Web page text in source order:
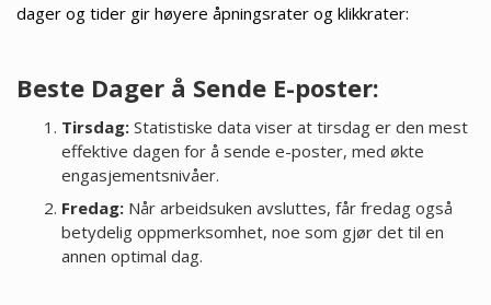
dager og tider gir høyere åpningsrater og klikkrater:
Beste Dager å Sende E-poster:
Tirsdag:Statistiske data viser at tirsdag er den mest
effektive dagen for å sende e-poster, med økte
engasjementsnivåer.
Fredag:Når arbeidsuken avsluttes, får fredag også
betydelig oppmerksomhet, noe som gjør det til en
annen optimal dag.